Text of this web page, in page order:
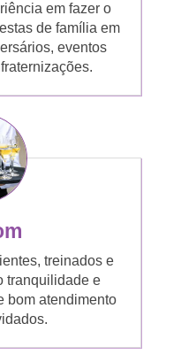
em fazer o
de família em
eventos
treinados e
tranquilidade e
bom atendimento